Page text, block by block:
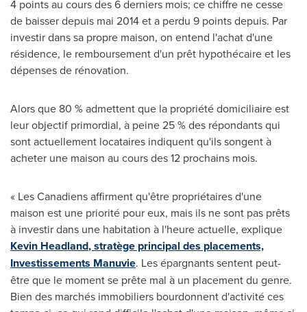
4 points au cours des 6 derniers mois; ce chiffre ne cesse
de baisser depuis mai 2014 eta perdu 9 points depuis. Par
investir dans sa propre maison, on entend l'achat d'une
résidence, le remboursement d'un prêt hypothécaire et les
dépenses de rénovation.
Alors que 80 % admettent que la propriété domiciliaire est
leur objectif primordial, à peine 25 % des répondants qui
sont actuellement locataires indiquent qu'ils songent à
acheter une maison au cours des 12 prochains mois.
« Les Canadiens affirment qu'être propriétaires d'une
maison est une priorité pour eux, mais ils ne sont pas prêts
à investir dans une habitation à l'heure actuelle, explique
Kevin Headland, stratège principal des placements,
Investissements Manuvie. Les épargnants sentent peut-
être que le moment se prête mal à un placement du genre.
Bien des marchés immobiliers bourdonnent d'activité ces